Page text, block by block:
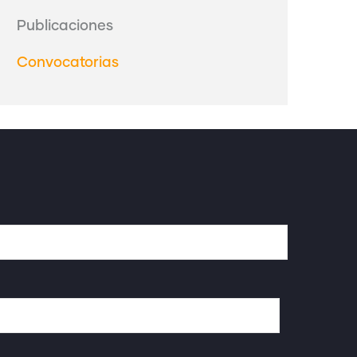
Publicaciones
Convocatorias